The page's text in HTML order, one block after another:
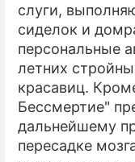
слуги,
сиделок и
персональные
летних
красавиц.
Бессмертие"
дальнейшему
пересадке